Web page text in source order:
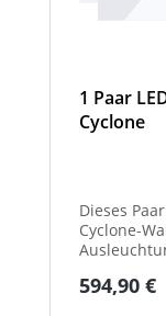
1 Paar
Cyclone
Dieses
Cyclone-
schlechten
Regulärer
594,90 €